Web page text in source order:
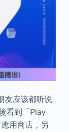
友应该都听说
看到「Play
用商店，另